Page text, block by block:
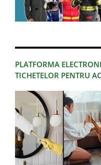
PLATFORMA
TICHETELOR PENTRU